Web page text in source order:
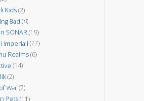
Kids(2)
Bad (8)
SONAR(19)
Imperiali (27)
Realms(6)
(14)
(2)
War(7)
Pets(11)